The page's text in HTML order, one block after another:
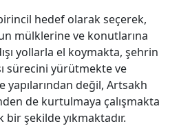
hedef olarak seçerek,
mülklerine ve konutlarına
yollarla el koymakta, şehrin
sürecini yürütmekte ve
yapılarından değil, Artsakh
de kurtulmaya çalışmakta
şekilde yıkmaktadır.